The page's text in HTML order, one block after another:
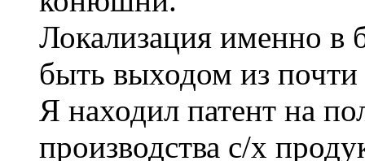
Локализация именно в
быть выходом из
Я находил патент на
производства с/х